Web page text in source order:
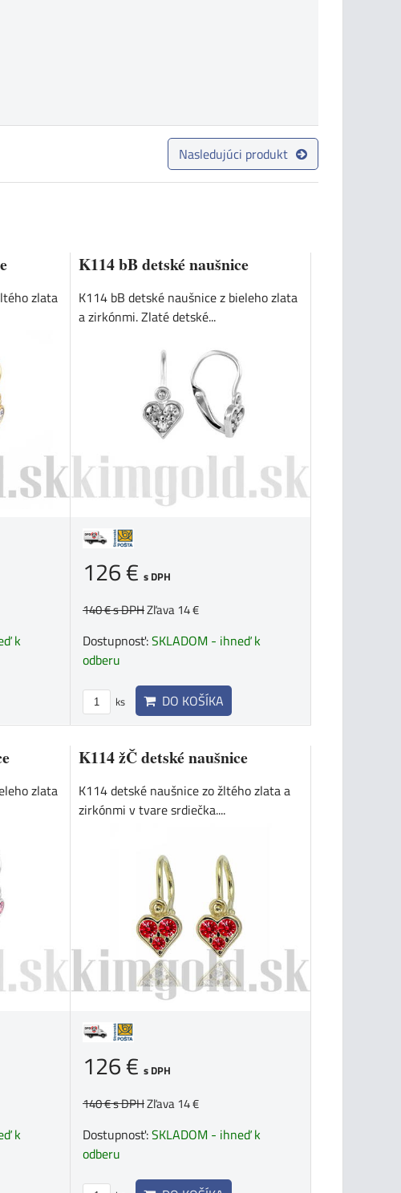
Nasledujúci produkt
zlata
k
K114 bB detské naušnice
K114 bB detské naušnice z bieleho zlata
a zirkónmi. Zlaté detské...
126 €s DPH
140 €s DPHZľava 14 €
Dostupnosť:SKLADOM - ihneď k
odberu
ks DO KOŠÍKA
zlata
k
K114 žČ detské naušnice
K114 detské naušnice zo žltého zlata a
zirkónmi v tvare srdiečka....
126 €s DPH
140 €s DPHZľava 14 €
Dostupnosť:SKLADOM - ihneď k
odberu